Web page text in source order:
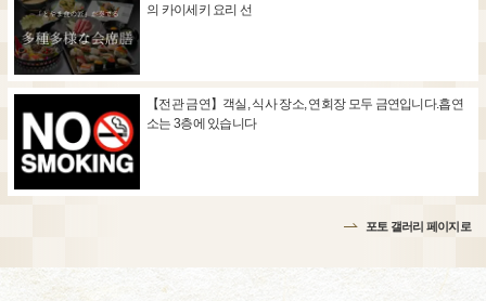
의 카이세키 요리 선
【전관 금연】객실, 식사 장소, 연회장 모두 금연입니다.흡연
소는 3층에 있습니다
포토 갤러리 페이지로